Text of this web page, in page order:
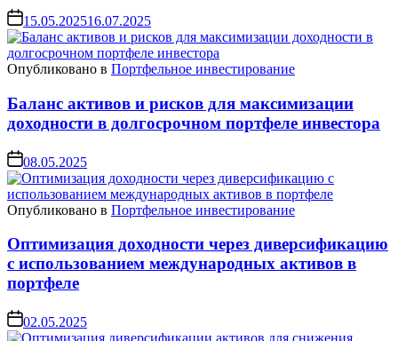
15.05.202516.07.2025
Опубликовано в Портфельное инвестирование
Баланс активов и рисков для максимизации
доходности в долгосрочном портфеле инвестора
08.05.2025
Опубликовано в Портфельное инвестирование
Оптимизация доходности через диверсификацию
с использованием международных активов в
портфеле
02.05.2025